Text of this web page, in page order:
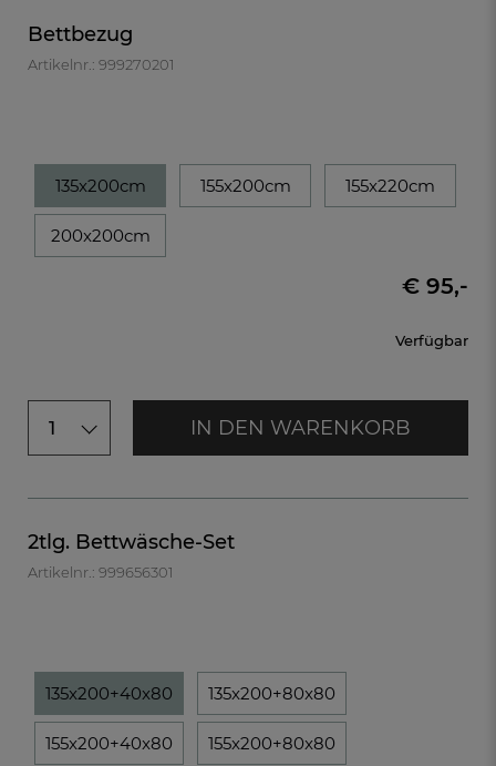
Bettbezug
Artikelnr.: 999270201
135x200cm 155x200cm 155x220cm
200x200cm
Verfügbar
€ 95,-
1 IN DEN WARENKORB
2tlg. Bettwäsche-Set
Artikelnr.: 999656301
135x200+40x80 135x200+80x80
155x200+40x80 155x200+80x80